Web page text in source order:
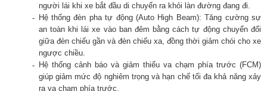
người lái khi xe bắt đầu di chuyển ra khỏi làn đường đang đi.
Hệ thống đèn pha tự động (Auto High Beam): Tăng cường sự
an toàn khi lái xe vào ban đêm bằng cách tự động chuyển đổi
giữa đèn chiếu gần và đèn chiếu xa, đồng thời giảm chói cho xe
ngược chiều.
Hệ thống cảnh báo và giảm thiểu va chạm phía trước (FCM)
giúp giảm mức độ nghiêm trọng và hạn chế tối đa khả năng xảy
ra va chạm phía trước.